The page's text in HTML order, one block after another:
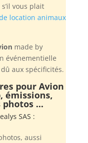
vous plait
location animaux
made by
événementielle
aux spécificités.
pour Avion
émissions,
photos …
SAS :
aussi